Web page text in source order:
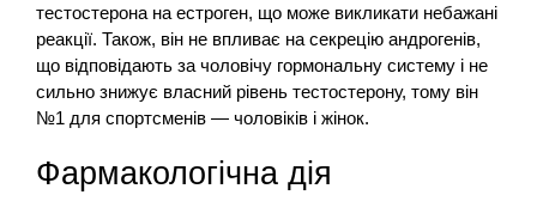
тестостерона на естроген, що може викликати небажані
реакції. Також, він не впливає на секрецію андрогенів,
що відповідають за чоловічу гормональну систему і не
сильно знижує власний рівень тестостерону, тому він
№1 для спортсменів — чоловіків і жінок.
Фармакологічна дія